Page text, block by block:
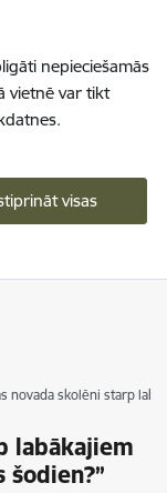
nepieciešamās
vietnē var tikt
visas
novada skolēni starp
labākajiem
šodien?”